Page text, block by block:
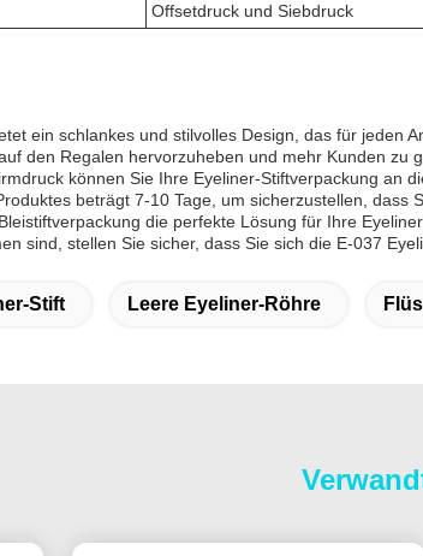
Offsetdruck und Siebdruck
ein schlankes und stilvolles Design, das für
den Regalen hervorzuheben und mehr Kunden zu
können Sie Ihre Eyeliner-Stiftverpackung
beträgt 7-10 Tage, um sicherzustellen, dass
die perfekte Lösung für Ihre
sind, stellen Sie sicher, dass Sie sich die E-037
Stift Leere Eyeliner-Röhre